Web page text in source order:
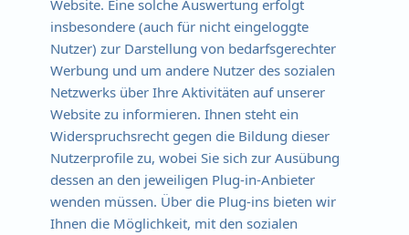
Website. Eine solche Auswertung erfolgt
insbesondere (auch für nicht eingeloggte
Nutzer) zur Darstellung von bedarfsgerechter
Werbung und um andere Nutzer des sozialen
Netzwerks über Ihre Aktivitäten auf unserer
Website zu informieren. Ihnen steht ein
Widerspruchsrecht gegen die Bildung dieser
Nutzerprofile zu, wobei Sie sich zur Ausübung
dessen an den jeweiligen Plug-in-Anbieter
wenden müssen. Über die Plug-ins bieten wir
Ihnen die Möglichkeit, mit den sozialen